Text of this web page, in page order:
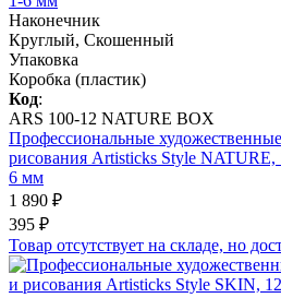
Наконечник
Круглый, Скошенный
Упаковка
Коробка (пластик)
Код:
ARS 100-12 NATURE BOX
Профессиональные
рисования Artisticks Style NATURE,
6 мм
1 890 ₽
395 ₽
Товар отсутствует на складе, но